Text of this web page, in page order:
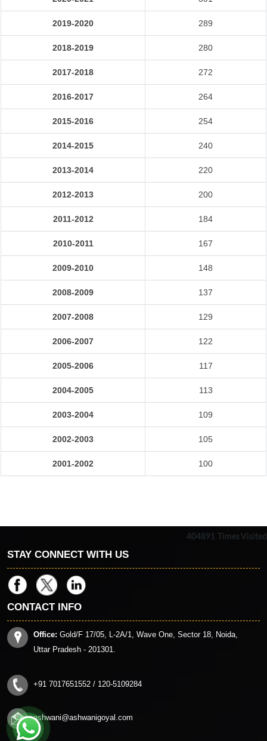
2019-2020 289
2018-2019 280
2017-2018 272
2016-2017 264
2015-2016 254
2014-2015 240
2013-2014 220
2012-2013 200
2011-2012 184
2010-2011 167
2009-2010 148
2008-2009 137
2007-2008 129
2006-2007 122
2005-2006 117
2004-2005 113
2003-2004 109
2002-2003 105
2001-2002 100
404891 Times Visited
STAY CONNECT WITH US
CONTACT INFO
Office: Gold/F 17/05, L-2A/1, Wave One, Sector 18, Noida,
Uttar Pradesh - 201301.
+91 7017651552 / 120-5109284
ashwani@ashwanigoyal.com